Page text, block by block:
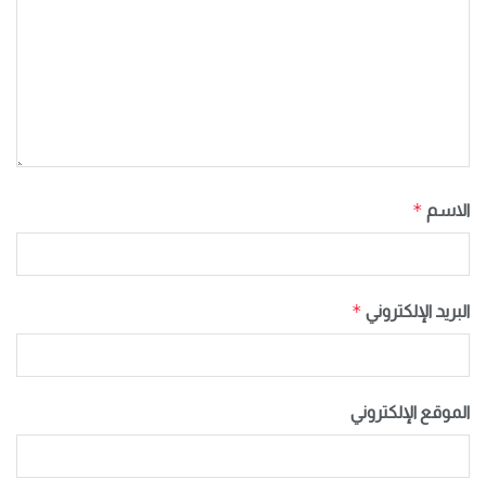
الاسم *
البريد الإلكتروني *
الموقع الإلكتروني